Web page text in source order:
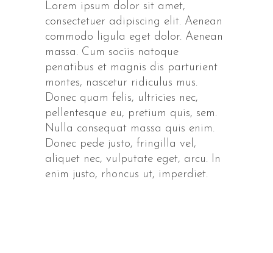
Lorem ipsum dolor sit amet,
consectetuer adipiscing elit. Aenean
commodo ligula eget dolor. Aenean
massa. Cum sociis natoque
penatibus et magnis dis parturient
montes, nascetur ridiculus mus.
Donec quam felis, ultricies nec,
pellentesque eu, pretium quis, sem.
Nulla consequat massa quis enim.
Donec pede justo, fringilla vel,
aliquet nec, vulputate eget, arcu. In
enim justo, rhoncus ut, imperdiet.